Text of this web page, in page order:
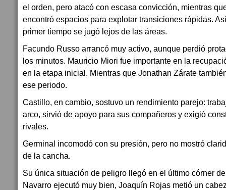
el orden, pero atacó con escasa convicción, mientras
encontró espacios para explotar transiciones rápidas.
primer tiempo se jugó lejos de las áreas.
Facundo Russo arrancó muy activo, aunque perdió
los minutos. Mauricio Miori fue importante en la
en la etapa inicial. Mientras que Jonathan Zárate
ese periodo.
Castillo, en cambio, sostuvo un rendimiento parejo:
arco, sirvió de apoyo para sus compañeros y exigió
rivales.
Germinal incomodó con su presión, pero no mostró
de la cancha.
Su única situación de peligro llegó en el último córner
Navarro ejecutó muy bien, Joaquín Rojas metió un